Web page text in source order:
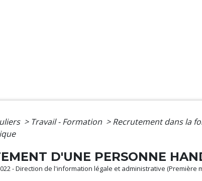
> Travail - Formation > Recrutement dans la
D'UNE PERSONNE
- Direction de l'information légale et administrative (Première